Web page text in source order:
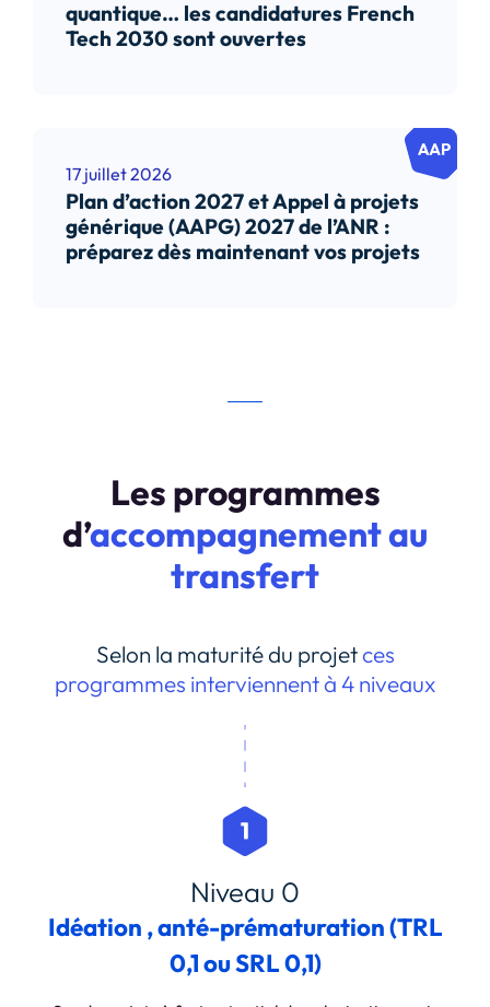
quantique… les candidatures French
Tech 2030 sont ouvertes
17 juillet 2026
Plan d’action 2027 et Appel à projets
générique (AAPG) 2027 de l’ANR :
préparez dès maintenant vos projets
Les programmes
d’accompagnement au
transfert
Selon la maturité du projetces
programmes interviennent à 4 niveaux
Niveau 0
Idéation , anté-prématuration (TRL
0,1 ou SRL 0,1)